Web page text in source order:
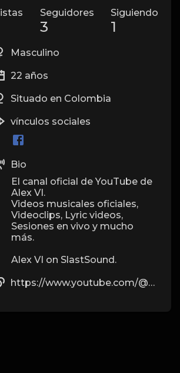
Seguidores
3
Siguiendo
1
Masculino
22 años
Situado en Colombia
vínculos sociales
Bio
El canal oficial de YouTube de
Alex VI.
Videos musicales oficiales,
Videoclips, Lyric videos,
Sesiones en vivo y mucho
más.
Alex VI on SlastSound.
https://www.youtube.com/@AlexVImusic/about